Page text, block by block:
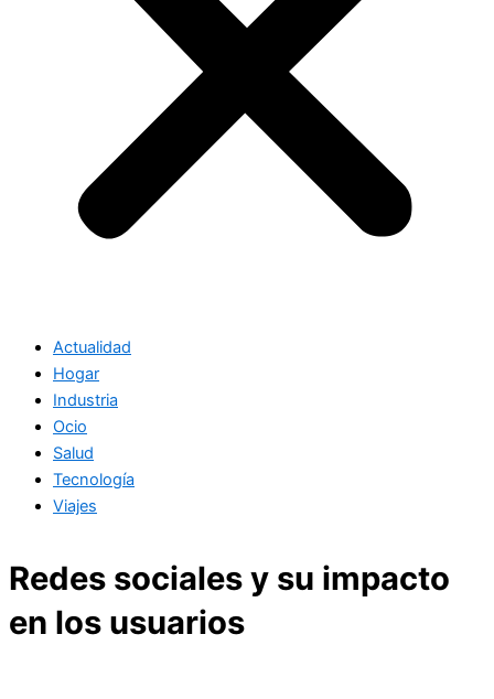
Actualidad
Hogar
Industria
Ocio
Salud
Tecnología
Viajes
Redes sociales y su impacto
en los usuarios